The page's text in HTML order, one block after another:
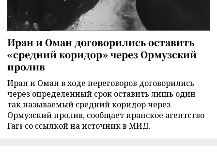
Иран и Оман договорились оставить
«средний коридор» через Ормузский
пролив
Иран и Оман в ходе переговоров договорились
через определенный срок оставить лишь один
так называемый средний коридор через
Ормузский пролив, сообщает иранское агентство
Fars со ссылкой на источник в МИД.